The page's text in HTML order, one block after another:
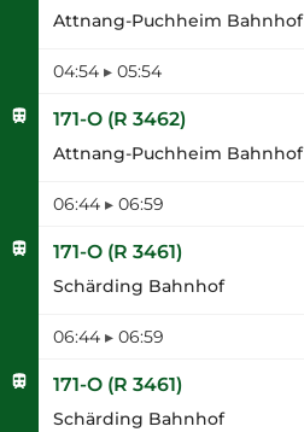
Attnang-Puchheim Bahnhof
04:54 ▸ 05:54
171-O (R 3462)
Attnang-Puchheim Bahnhof
06:44 ▸ 06:59
171-O (R 3461)
Schärding Bahnhof
06:44 ▸ 06:59
171-O (R 3461)
Schärding Bahnhof